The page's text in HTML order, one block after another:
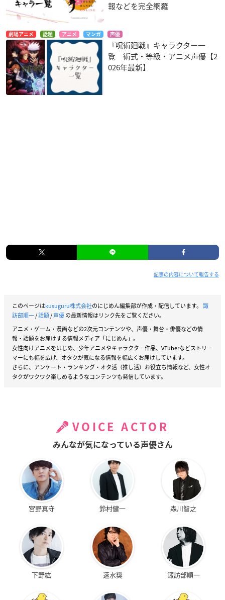
報などを完全網羅
劇場アニメ 話題 アニメ マンガ 声優
『呪術廻戦』キャラクター一
覧 術式・等級・アニメ声優【2
026年最新】
記事の内容について報告する
このページはkusuguru株式会社のにじめん編集部が作成・配信しています。 諏
訪部順一/話題/声優の最新情報はリンク先をご覧ください。
アニメ・ゲーム・漫画などの2次元コンテンツや、声優・舞台・俳優などの情
報・話題をお届けする情報メディア「にじめん」。
女性向けアニメをはじめ、少年アニメやキャラクター作品、VTuberなどストリー
マーにも幅を広げ、オタクが気になる情報を幅広くお届けしています。
さらに、アンケート・ランキング・オタ活（推し活）お役立ち情報など、女性オ
タクがワクワク楽しめるようなコンテンツも発信しています。
VOICE ACTOR
みんなが気になっている声優さん
宮野真守 鈴村健一 森川智之
下野紘 速水奨 諏訪部順一